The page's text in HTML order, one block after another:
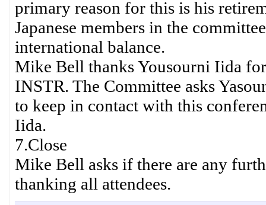
primary reason for this is his
Japanese members in the
international balance.
Mike Bell thanks Yousourni Iida
INSTR. The Committee asks
to keep in contact with this
Iida.
7.Close
Mike Bell asks if there are any
thanking all attendees.